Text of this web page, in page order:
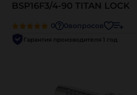
BSP16F3/4-90 TITAN LOCK
0 0вопросов
Гарантия производителя 1 год